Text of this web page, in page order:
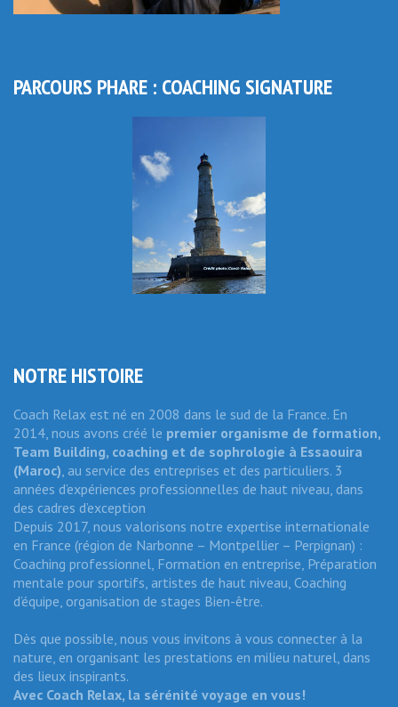
PARCOURS PHARE : COACHING SIGNATURE
NOTRE HISTOIRE
Coach Relax est né en 2008 dans le sud de la France. En
2014, nous avons créé le premier organisme de formation,
Team Building, coaching et de sophrologie à Essaouira
(Maroc), au service des entreprises et des particuliers. 3
années d’expériences professionnelles de haut niveau, dans
des cadres d’exception
Depuis 2017, nous valorisons notre expertise internationale
en France (région de Narbonne – Montpellier – Perpignan) :
Coaching professionnel, Formation en entreprise, Préparation
mentale pour sportifs, artistes de haut niveau, Coaching
d’équipe, organisation de stages Bien-être.
Dès que possible, nous vous invitons à vous connecter à la
nature, en organisant les prestations en milieu naturel, dans
des lieux inspirants.
Avec Coach Relax, la sérénité voyage en vous!